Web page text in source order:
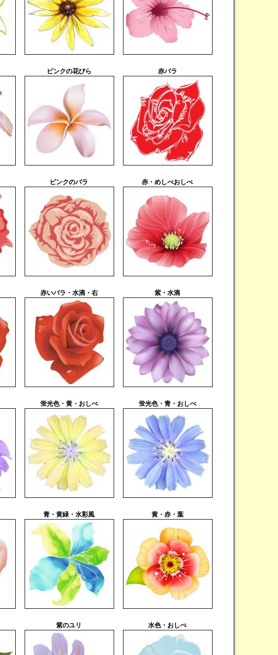
ピンクの花びら 赤バラ
ピンクのバラ 赤・めしべおしべ
赤いバラ・水滴・右 紫・水滴
蛍光色・黄・おしべ 蛍光色・青・おしべ
青・黄緑・水彩風 黄・赤・葉
紫のユリ 水色・おしべ